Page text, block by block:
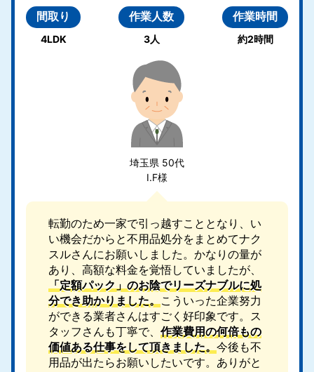
間取り
4LDK
作業人数
3人
作業時間
約2時間
埼玉県 50代
I.F様
転勤のため一家で引っ越すこととなり、い
い機会だからと不用品処分をまとめてナク
スルさんにお願いしました。かなりの量が
あり、高額な料金を覚悟していましたが、
「定額パック」のお陰でリーズナブルに処
分でき助かりました。 こういった企業努力
ができる業者さんはすごく好印象です。ス
タッフさんも丁寧で、 作業費用の何倍もの
価値ある仕事をして頂きました。 今後も不
用品が出たらお願いしたいです。ありがと